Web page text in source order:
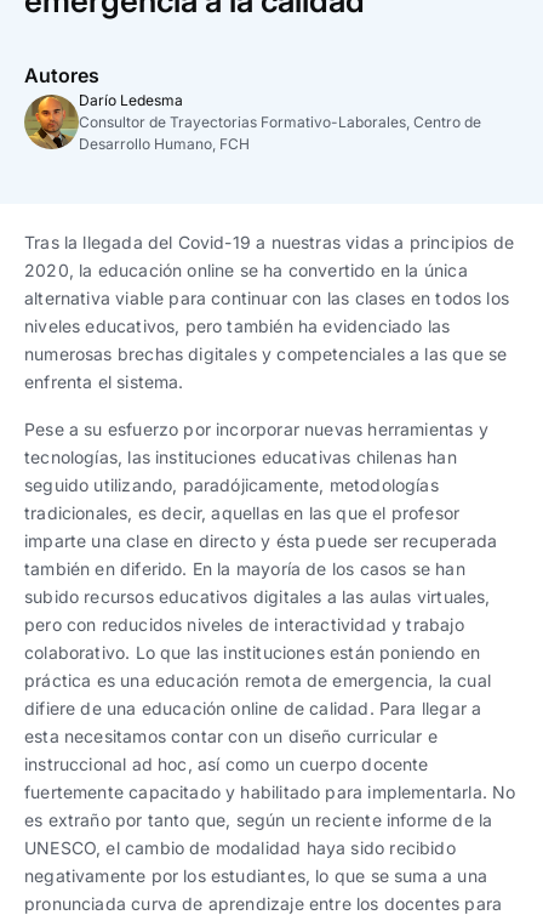
Trabaja con nosotros
Ver todo
Español |English
Ver todas
Ver todas
progresivos de gestión
Ver todos
Español |English
Autores
Darío Ledesma
Consultor de Trayectorias Formativo-Laborales, Centro de
Desarrollo Humano, FCH
Tras la llegada del Covid-19 a nuestras vidas a principios de
2020, la educación online se ha convertido en la única
alternativa viable para continuar con las clases en todos los
niveles educativos, pero también ha evidenciado las
numerosas brechas digitales y competenciales a las que se
enfrenta el sistema.
Pese a su esfuerzo por incorporar nuevas herramientas y
tecnologías, las instituciones educativas chilenas han
seguido utilizando, paradójicamente, metodologías
tradicionales, es decir, aquellas en las que el profesor
imparte una clase en directo y ésta puede ser recuperada
también en diferido. En la mayoría de los casos se han
subido recursos educativos digitales a las aulas virtuales,
pero con reducidos niveles de interactividad y trabajo
colaborativo. Lo que las instituciones están poniendo en
práctica es una educación remota de emergencia, la cual
difiere de una educación online de calidad. Para llegar a
esta necesitamos contar con un diseño curricular e
instruccional ad hoc, así como un cuerpo docente
fuertemente capacitado y habilitado para implementarla. No
es extraño por tanto que, según un reciente informe de la
UNESCO, el cambio de modalidad haya sido recibido
negativamente por los estudiantes, lo que se suma a una
pronunciada curva de aprendizaje entre los docentes para